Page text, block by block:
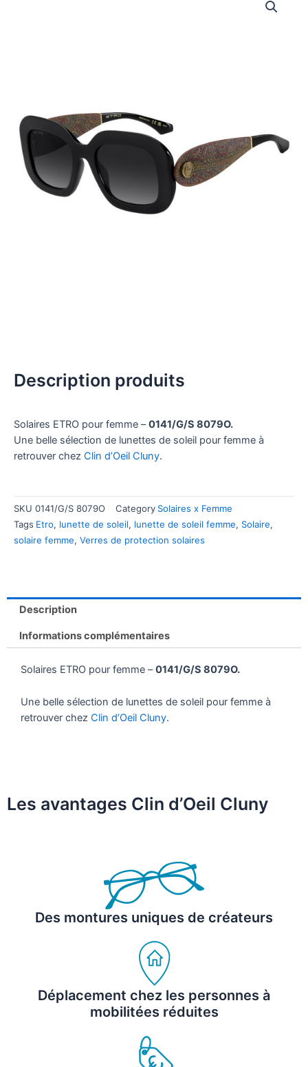
Description produits
Solaires ETRO pour femme –0141/G/S 8079O.
Une belle sélection de lunettes de soleil pour femme à
retrouver chez Clin d’Oeil Cluny.
SKU 0141/G/S 8079O Category Solaires x Femme
Tags Etro, lunette de soleil, lunette de soleil femme, Solaire,
solaire femme, Verres de protection solaires
Description
Informations complémentaires
Solaires ETRO pour femme –0141/G/S 8079O.
Une belle sélection de lunettes de soleil pour femme à
retrouver chez Clin d’Oeil Cluny.
Les avantages Clin d’Oeil Cluny
Des montures uniques de créateurs
Déplacement chez les personnes à
mobilitées réduites